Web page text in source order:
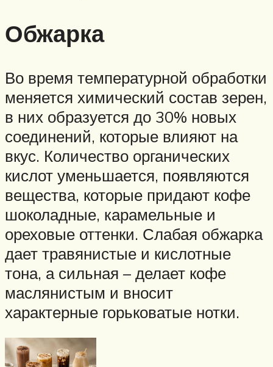
Обжарка
Во время температурной обработки
меняется химический состав зерен,
в них образуется до 30% новых
соединений, которые влияют на
вкус. Количество органических
кислот уменьшается, появляются
вещества, которые придают кофе
шоколадные, карамельные и
ореховые оттенки. Слабая обжарка
дает травянистые и кислотные
тона, а сильная – делает кофе
маслянистым и вносит
характерные горьковатые нотки.